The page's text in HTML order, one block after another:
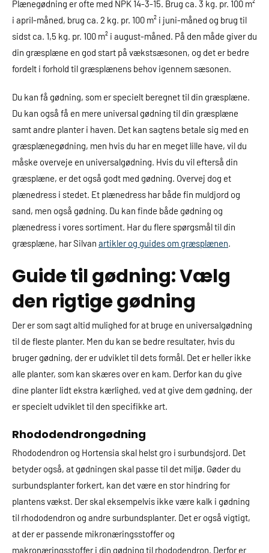
Plænegødning er ofte med NPK 14-3-15. Brug ca. 3 kg. pr. 100 m²
i april-måned, brug ca. 2 kg. pr. 100 m² i juni-måned og brug til
sidst ca. 1,5 kg. pr. 100 m² i august-måned. På den måde giver du
din græsplæne en god start på vækstsæsonen, og det er bedre
fordelt i forhold til græsplænens behov igennem sæsonen.
Du kan få gødning, som er specielt beregnet til din græsplæne.
Du kan også få en mere universal gødning til din græsplæne
samt andre planter i haven. Det kan sagtens betale sig med en
græsplænegødning, men hvis du har en meget lille have, vil du
måske overveje en universalgødning. Hvis du vil efterså din
græsplæne, er det også godt med gødning. Overvej dog et
plænedress i stedet. Et plænedress har både fin muldjord og
sand, men også gødning. Du kan finde både gødning og
plænedress i vores sortiment. Har du flere spørgsmål til din
græsplæne, har Silvan artikler og guides om græsplænen.
Guide til gødning: Vælg
den rigtige gødning
Der er som sagt altid mulighed for at bruge en universalgødning
til de fleste planter. Men du kan se bedre resultater, hvis du
bruger gødning, der er udviklet til dets formål. Det er heller ikke
alle planter, som kan skæres over en kam. Derfor kan du give
dine planter lidt ekstra kærlighed, ved at give dem gødning, der
er specielt udviklet til den specifikke art.
Rhododendrongødning
Rhododendron og Hortensia skal helst gro i surbundsjord. Det
betyder også, at gødningen skal passe til det miljø. Gøder du
surbundsplanter forkert, kan det være en stor hindring for
plantens vækst. Der skal eksempelvis ikke være kalk i gødning
til rhododendron og andre surbundsplanter. Det er også vigtigt,
at der er passende mikronæringsstoffer og
makronæringsstoffer i din gødning til rhododendron. Derfor er